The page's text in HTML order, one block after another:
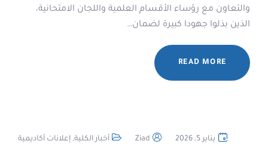
والتعاون مع رؤساء الأقسام العلمية واللجان الامتحانية،
الذين بذلوا جهودا كبيرة لضمان…
READ MORE
يناير 5, 2026 Ziad أخبار الكلية, إعلانات أكاديمية